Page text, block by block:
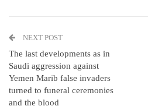
NEXT POST
The last developments as in
Saudi aggression against
Yemen Marib false invaders
turned to funeral ceremonies
and the blood